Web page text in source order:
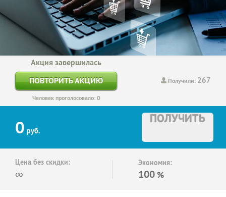
Получили: 267
Акция завершилась
ПОВТОРИТЬ АКЦИЮ
Человек проголосовало: 0
0 руб.
ПОЛУЧИТЬ
Цена без скидки:
∞
Экономия:
100 %